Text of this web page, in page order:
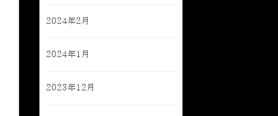
2024年2月
2024年1月
2023年12月